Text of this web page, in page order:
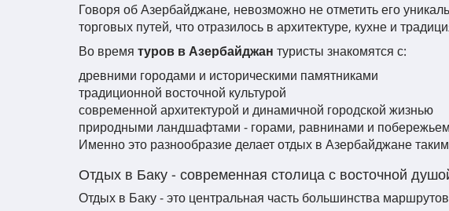
Говоря об Азербайджане, невозможно не отметить его
торговых путей, что отразилось в архитектуре, кухне и
Во время туров в Азербайджан туристы знакомятся с:
древними городами и историческими памятниками
традиционной восточной культурой
современной архитектурой и динамичной городской жизнью
природными ландшафтами - горами, равнинами и побережьем
Именно это разнообразие делает отдых в Азербайджане
Отдых в Баку - современная столица с восточной
Отдых в Баку - это центральная часть большинства